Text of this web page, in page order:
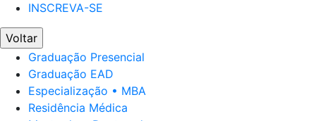
INSCREVA-SE
Voltar
Graduação Presencial
Graduação EAD
Especialização • MBA
Residência Médica